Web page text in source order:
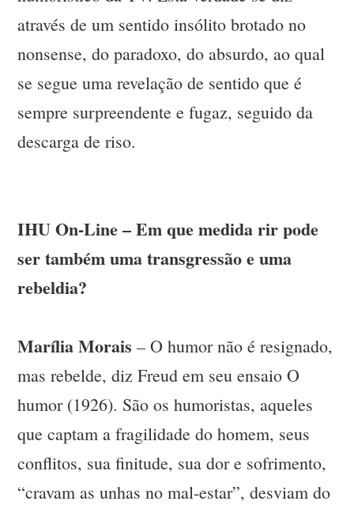
através de um sentido insólito brotado no
nonsense, do paradoxo, do absurdo, ao qual
se segue uma revelação de sentido que é
sempre surpreendente e fugaz, seguido da
descarga de riso.
IHU On-Line – Em que medida rir pode
ser também uma transgressão e uma
rebeldia?
Marília Morais– O humor não é resignado,
mas rebelde, diz Freud em seu ensaio O
humor (1926). São os humoristas, aqueles
que captam a fragilidade do homem, seus
conflitos, sua finitude, sua dor e sofrimento,
“cravam as unhas no mal-estar”, desviam do